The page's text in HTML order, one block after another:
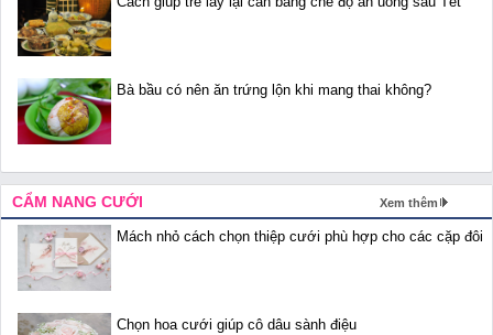
Bà bầu có nên ăn trứng lộn khi mang thai không?
CẨM NANG CƯỚI Xem thêm
Mách nhỏ cách chọn thiệp cưới phù hợp cho các cặp đôi
Chọn hoa cưới giúp cô dâu sành điệu